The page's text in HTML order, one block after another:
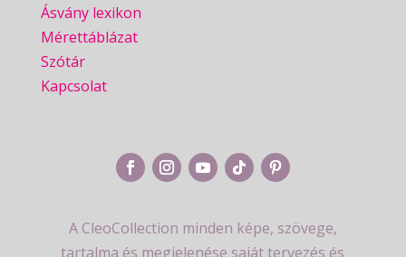
Ásvány lexikon
Mérettáblázat
Szótár
Kapcsolat
A CleoCollection minden képe, szövege,
tartalma és megjelenése saját tervezés és